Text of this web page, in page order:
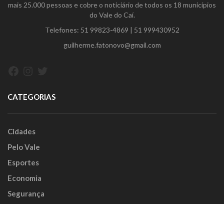
mais 25.000 pessoas e cobre o noticiário de todos os 18 municípios
do Vale do Caí.
Telefones: 51 99823-4869 | 51 999430952
guilherme.fatonovo@gmail.com
CATEGORIAS
Cidades
Pelo Vale
Esportes
Economia
Segurança